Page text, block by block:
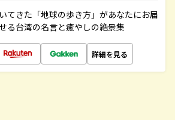
てきた「地球の歩き方」があなたにお届
る台湾の名言と癒やしの絶景集
詳細を見る